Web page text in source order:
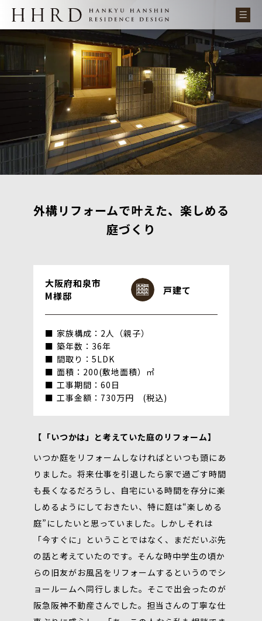
外構リフォームで叶えた、楽しめる
庭づくり
大阪府和泉市
M様邸
戸建て
家族構成：2人（親子）
築年数：36年
間取り：5LDK
面積：200(敷地面積）㎡
工事期間：60日
工事金額：730万円 (税込)
【「いつかは」と考えていた庭のリフォーム】
いつか庭をリフォームしなければといつも頭にあ
りました。将来仕事を引退したら家で過ごす時間
も長くなるだろうし、自宅にいる時間を存分に楽
しめるようにしておきたい、特に庭は“楽しめる
庭”にしたいと思っていました。しかしそれは
「今すぐに」ということではなく、まだだいぶ先
の話と考えていたのです。そんな時中学生の頃か
らの旧友がお風呂をリフォームするというのでシ
ョールームへ同行しました。そこで出会ったのが
阪急阪神不動産さんでした。担当さんの丁寧な仕